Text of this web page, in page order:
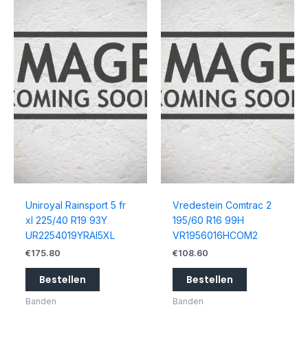
Uniroyal Rainsport 5 fr
xl 225/40 R19 93Y
UR2254019YRAI5XL
€175.80
Bestellen
Banden
Vredestein Comtrac 2
195/60 R16 99H
VR1956016HCOM2
€108.60
Bestellen
Banden